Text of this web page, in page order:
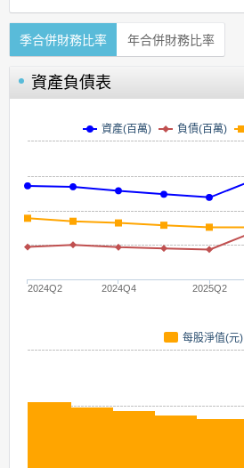
季合併財務比率 年合併財務比率
資產負債表
資產(百萬) 負債(百萬)
2024Q2 2024Q4 2025Q2
每股淨值(元)